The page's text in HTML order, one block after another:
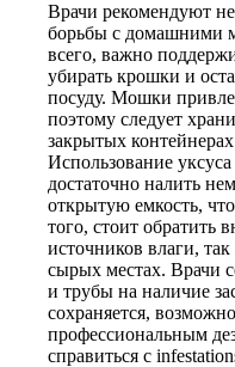
Врачи рекомендуют
борьбы с домашними
всего, важно
убирать крошки и
посуду. Мошки
поэтому следует
закрытых
Использование
достаточно налить
открытую емкость,
того, стоит обратить
источников влаги,
сырых местах. Врачи
и трубы на наличие
сохраняется,
профессиональным
справиться с